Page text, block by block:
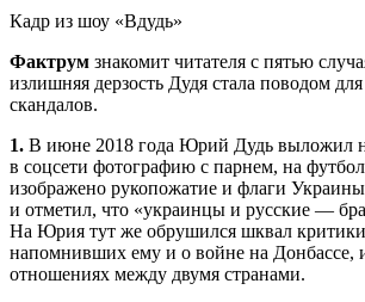
Кадр из шоу «Вдудь»
Фактрум знакомит читателя с пятью
излишняя дерзость Дудя стала поводом
скандалов.
1. В июне 2018 года Юрий Дудь выложил
в соцсети фотографию с парнем, на
изображено рукопожатие и флаги
и отметил, что «украинцы и русские —
На Юрия тут же обрушился шквал критики
напомнивших ему и о войне на Донбассе,
отношениях между двумя странами.